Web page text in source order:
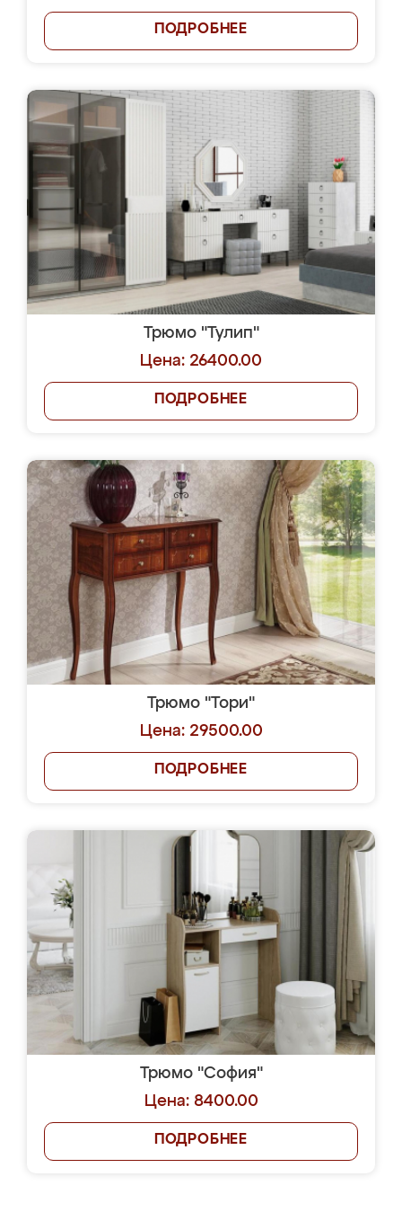
ПОДРОБНЕЕ
Трюмо "Тулип"
Цена: 26400.00
ПОДРОБНЕЕ
Трюмо "Тори"
Цена: 29500.00
ПОДРОБНЕЕ
Трюмо "София"
Цена: 8400.00
ПОДРОБНЕЕ